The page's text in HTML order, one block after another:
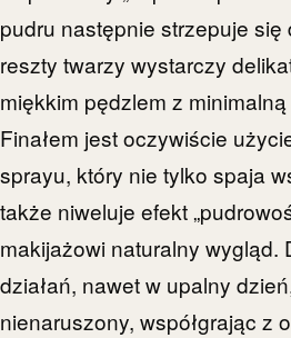
pudru następnie strzepuje
reszty twarzy wystarczy
miękkim pędzlem z
Finałem jest oczywiście
sprayu, który nie tylko spaja
także niweluje efekt
makijażowi naturalny wygląd.
działań, nawet w upalny
nienaruszony, współgrając z